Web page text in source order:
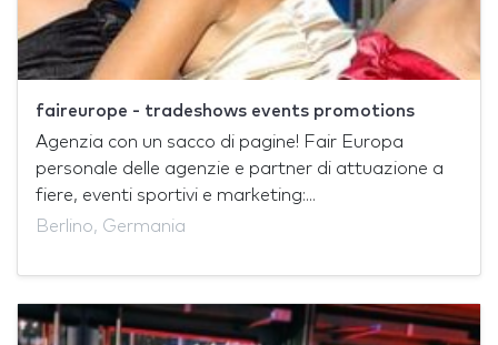
faireurope - tradeshows events promotions
Agenzia con un sacco di pagine! Fair Europa
personale delle agenzie e partner di attuazione a
fiere, eventi sportivi e marketing:...
Berlino, Germania